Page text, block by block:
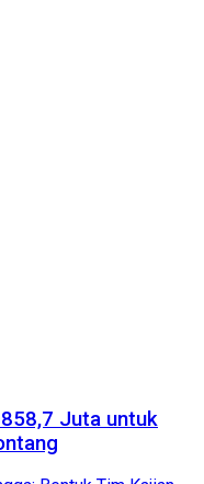
Juta untuk